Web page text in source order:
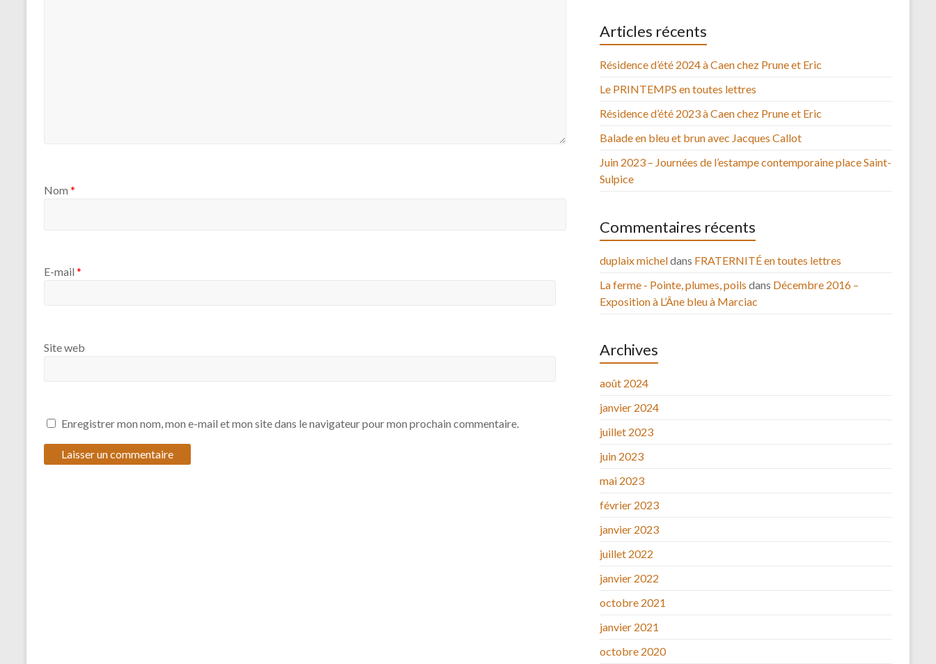
Nom *
E-mail *
Site web
Enregistrer mon nom, mon e-mail et mon site dans le navigateur pour mon prochain commentaire.
Articles récents
Résidence d’été 2024 à Caen chez Prune et Eric
Le PRINTEMPS en toutes lettres
Résidence d’été 2023 à Caen chez Prune et Eric
Balade en bleu et brun avec Jacques Callot
Juin 2023 – Journées de l’estampe contemporaine place Saint-
Sulpice
Commentaires récents
duplaix micheldans FRATERNITÉ en toutes lettres
La ferme - Pointe, plumes, poils dans Décembre 2016 –
Exposition à L’Âne bleu à Marciac
Archives
août 2024
janvier 2024
juillet 2023
juin 2023
mai 2023
février 2023
janvier 2023
juillet 2022
janvier 2022
octobre 2021
janvier 2021
octobre 2020